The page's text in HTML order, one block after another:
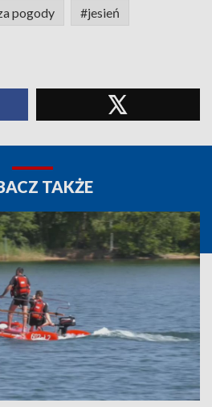
pogody #jesień
TAKŻE